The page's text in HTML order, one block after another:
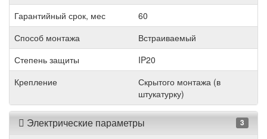
Гарантийный срок, мес
60
Способ монтажа
Встраиваемый
Степень защиты
IP20
Крепление
Скрытого монтажа (в
штукатурку)
Электрические параметры 3